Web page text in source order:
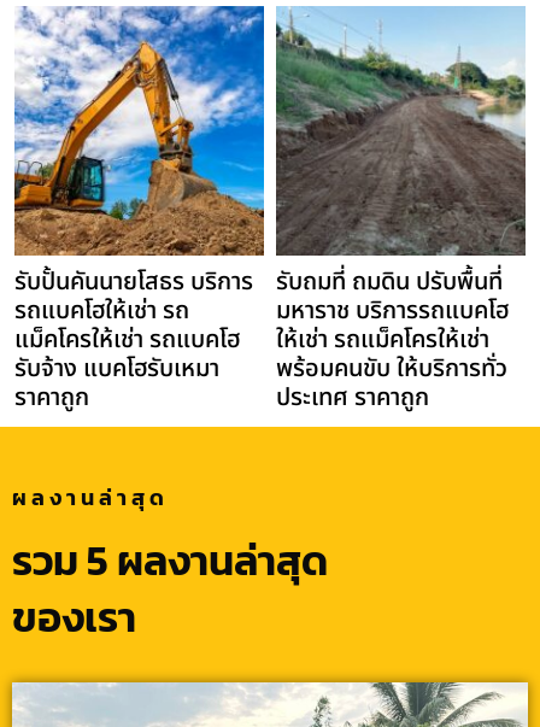
รับปั้นคันนายโสธร บริการ
รถแบคโฮให้เช่า รถ
แม็คโครให้เช่า รถแบคโฮ
รับจ้าง แบคโฮรับเหมา
ราคาถูก
รับถมที่ ถมดิน ปรับพื้นที่
มหาราช บริการรถแบคโฮ
ให้เช่า รถแม็คโครให้เช่า
พร้อมคนขับ ให้บริการทั่ว
ประเทศ ราคาถูก
ผลงานล่าสุด
รวม 5 ผลงานล่าสุด
ของเรา